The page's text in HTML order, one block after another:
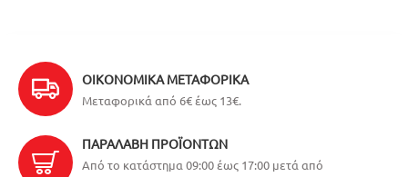
ΟΙΚΟΝΟΜΙΚΆ ΜΕΤΑΦΟΡΙΚΆ
Μεταφορικά από 6€ έως 13€.
ΠΑΡΑΛΑΒΉ ΠΡΟΪΌΝΤΩΝ
Από το κατάστημα 09:00 έως 17:00 μετά από